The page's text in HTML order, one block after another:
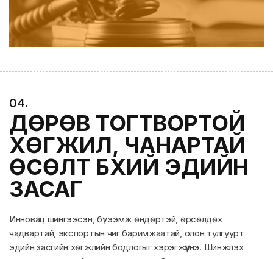
04.
ДӨРӨВ ТОГТВОРТОЙ
ХӨГЖИЛ, ЧАНАРТАЙ
ӨСӨЛТ БҮХИЙ ЭДИЙН
ЗАСАГ
Инновац шингээсэн, бүтээмж өндөртэй, өрсөлдөх
чадвартай, экспортын чиг баримжаатай, олон тулгуурт
эдийн засгийн хөгжлийн бодлогыг хэрэгжүүлнэ. Шинжлэх